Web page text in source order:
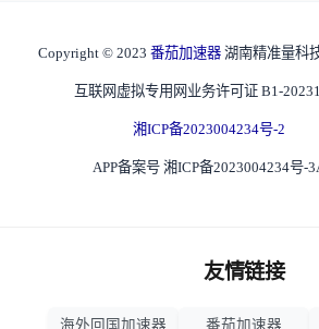
Copyright © 2023 番茄加速器 湖南精准量科
互联网虚拟专用网业务许可证 B1-
湘ICP备2023004234号-2
APP备案号 湘ICP备2023004234号-
友情链接
海外回国加速器 番茄加速器